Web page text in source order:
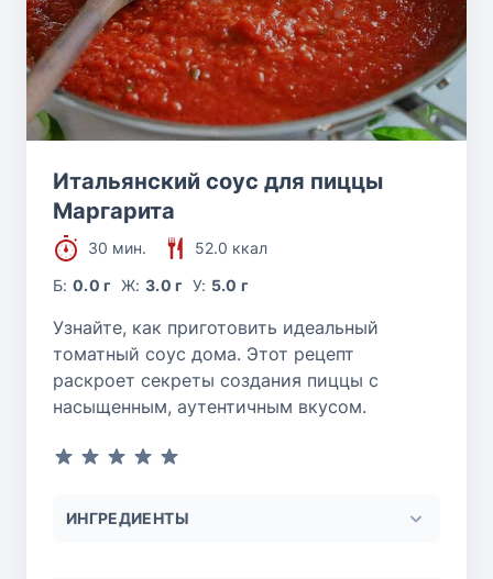
Итальянский соус для пиццы
Маргарита
30 мин.
52.0 ккал
Б:0.0 г Ж: 3.0 г У: 5.0 г
Узнайте, как приготовить идеальный
томатный соус дома. Этот рецепт
раскроет секреты создания пиццы с
насыщенным, аутентичным вкусом.
ИНГРЕДИЕНТЫ